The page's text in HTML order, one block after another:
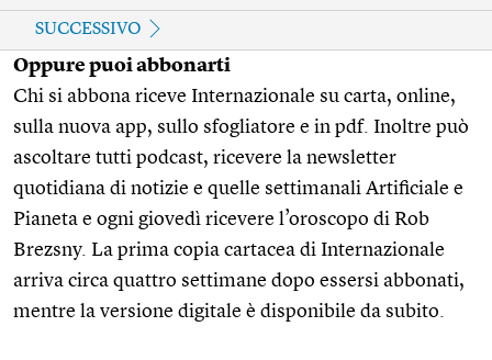
SUCCESSIVO
Oppure puoi abbonarti
Chi si abbona riceve Internazionale su carta, online,
sulla nuova app, sullo sfogliatore e in pdf. Inoltre può
ascoltare tutti podcast, ricevere la newsletter
quotidiana di notizie e quelle settimanali Artificiale e
Pianeta e ogni giovedì ricevere l’oroscopo di Rob
Brezsny. La prima copia cartacea di Internazionale
arriva circa quattro settimane dopo essersi abbonati,
mentre la versione digitale è disponibile da subito.